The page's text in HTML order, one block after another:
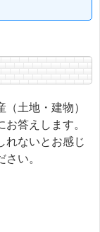
土地・建物）
答えします。
れないとお感じ
い。